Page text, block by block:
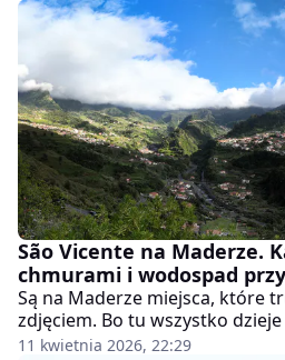
São Vicente na Maderze.
chmurami i wodospad
Są na Maderze miejsca, które
zdjęciem. Bo tu wszystko
suną po górach, wodospad
11 kwietnia 2026, 22:29